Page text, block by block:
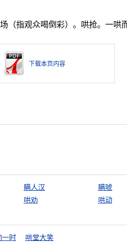
指观众喝倒彩）。哄抢。一哄而
下载本页内容
瞒人汉
瞒唬
哄劝 哄动
一时 哄堂大笑